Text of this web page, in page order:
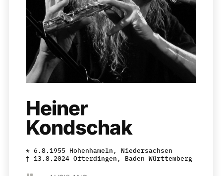
Heiner
Kondschak
* 6.8.1955 Hohenhameln, Niedersachsen
† 13.8.2024 Ofterdingen, Baden-Württemberg